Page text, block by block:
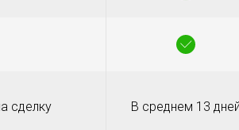
сделку В среднем 13